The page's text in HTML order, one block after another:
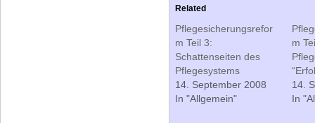
Related
Pflegesicherungsrefor
m Teil 3:
Schattenseiten des
Pflegesystems
14. September 2008
In "Allgemein"
m
14.
In